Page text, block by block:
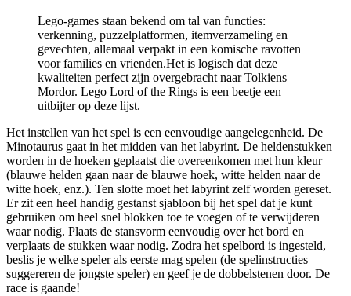
Lego-games staan ​​bekend om tal van functies:
verkenning, puzzelplatformen, itemverzameling en
gevechten, allemaal verpakt in een komische ravotten
voor families en vrienden.Het is logisch dat deze
kwaliteiten perfect zijn overgebracht naar Tolkiens
Mordor. Lego Lord of the Rings is een beetje een
uitbijter op deze lijst.
Het instellen van het spel is een eenvoudige aangelegenheid. De
Minotaurus gaat in het midden van het labyrint. De heldenstukken
worden in de hoeken geplaatst die overeenkomen met hun kleur
(blauwe helden gaan naar de blauwe hoek, witte helden naar de
witte hoek, enz.). Ten slotte moet het labyrint zelf worden gereset.
Er zit een heel handig gestanst sjabloon bij het spel dat je kunt
gebruiken om heel snel blokken toe te voegen of te verwijderen
waar nodig. Plaats de stansvorm eenvoudig over het bord en
verplaats de stukken waar nodig. Zodra het spelbord is ingesteld,
beslis je welke speler als eerste mag spelen (de spelinstructies
suggereren de jongste speler) en geef je de dobbelstenen door. De
race is gaande!